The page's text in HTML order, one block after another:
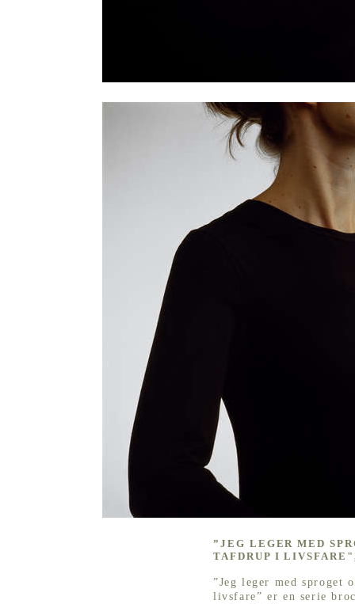
”JEG LEGER MED
TAFDRUP I
”Jeg leger med sproget
livsfare” er en serie